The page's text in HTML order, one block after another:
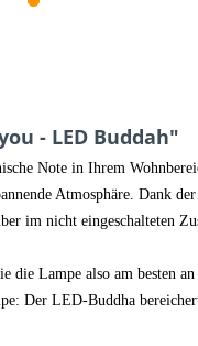
- LED Buddah"
Note in Ihrem
Atmosphäre. Dank
im nicht eingeschalteten
die Lampe also am besten
Der LED-Buddha